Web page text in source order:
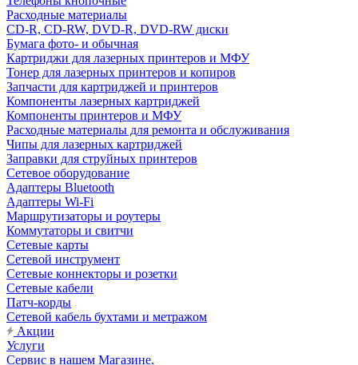
Расходные материалы
CD-R, CD-RW, DVD-R, DVD-RW диски
Бумага фото- и обычная
Картриджи для лазерных принтеров и МФУ
Тонер для лазерных принтеров и копиров
Запчасти для картриджей и принтеров
Компоненты лазерных картриджей
Компоненты принтеров и МФУ
Расходные материалы для ремонта и обслуживания
Чипы для лазерных картриджей
Заправки для струйных принтеров
Сетевое оборудование
Адаптеры Bluetooth
Адаптеры Wi-Fi
Маршрутизаторы и роутеры
Коммутаторы и свитчи
Сетевые карты
Сетевой инструмент
Сетевые коннекторы и розетки
Сетевые кабели
Патч-корды
Сетевой кабель бухтами и метражом
Акции
Услуги
Сервис в нашем Магазине.